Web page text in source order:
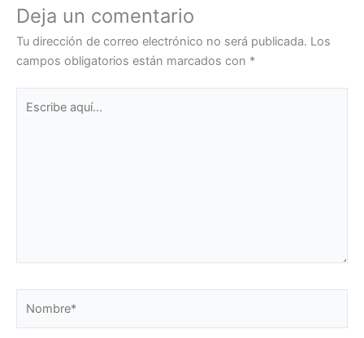
Deja un comentario
Tu dirección de correo electrónico no será publicada. Los
campos obligatorios están marcados con *